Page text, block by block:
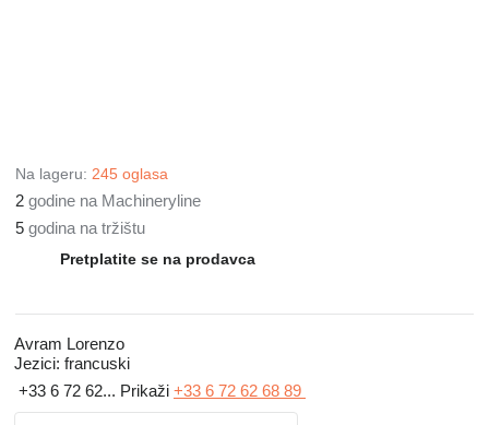
Na lageru: 245 oglasa
2 godine na Machineryline
5 godina na tržištu
Pretplatite se na prodavca
Avram Lorenzo
Jezici: francuski
+33 6 72 62... Prikaži +33 6 72 62 68 89